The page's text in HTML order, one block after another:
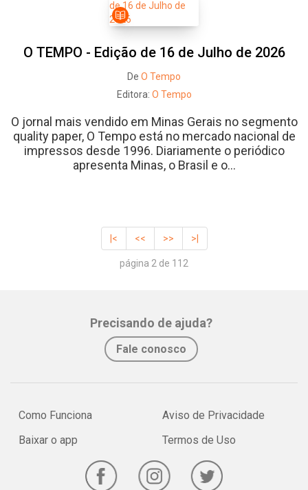
O TEMPO - Edição de 16 de Julho de 2026
De O Tempo
Editora: O Tempo
O jornal mais vendido em Minas Gerais no segmento
quality paper, O Tempo está no mercado nacional de
impressos desde 1996. Diariamente o periódico
apresenta Minas, o Brasil e o...
|< << >> >|
página 2 de 112
Precisando de ajuda?
Fale conosco
Como Funciona
Baixar o app
Aviso de Privacidade
Termos de Uso